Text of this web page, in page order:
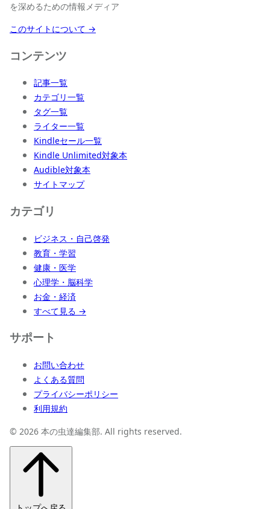
を深めるための情報メディア
このサイトについて →
コンテンツ
記事一覧
カテゴリ一覧
タグ一覧
ライター一覧
Kindleセール一覧
Kindle Unlimited対象本
Audible対象本
サイトマップ
カテゴリ
ビジネス・自己啓発
教育・学習
健康・医学
心理学・脳科学
お金・経済
すべて見る →
サポート
お問い合わせ
よくある質問
プライバシーポリシー
利用規約
© 2026 本の虫達編集部. All rights reserved.